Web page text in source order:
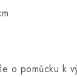
o pomůcku k